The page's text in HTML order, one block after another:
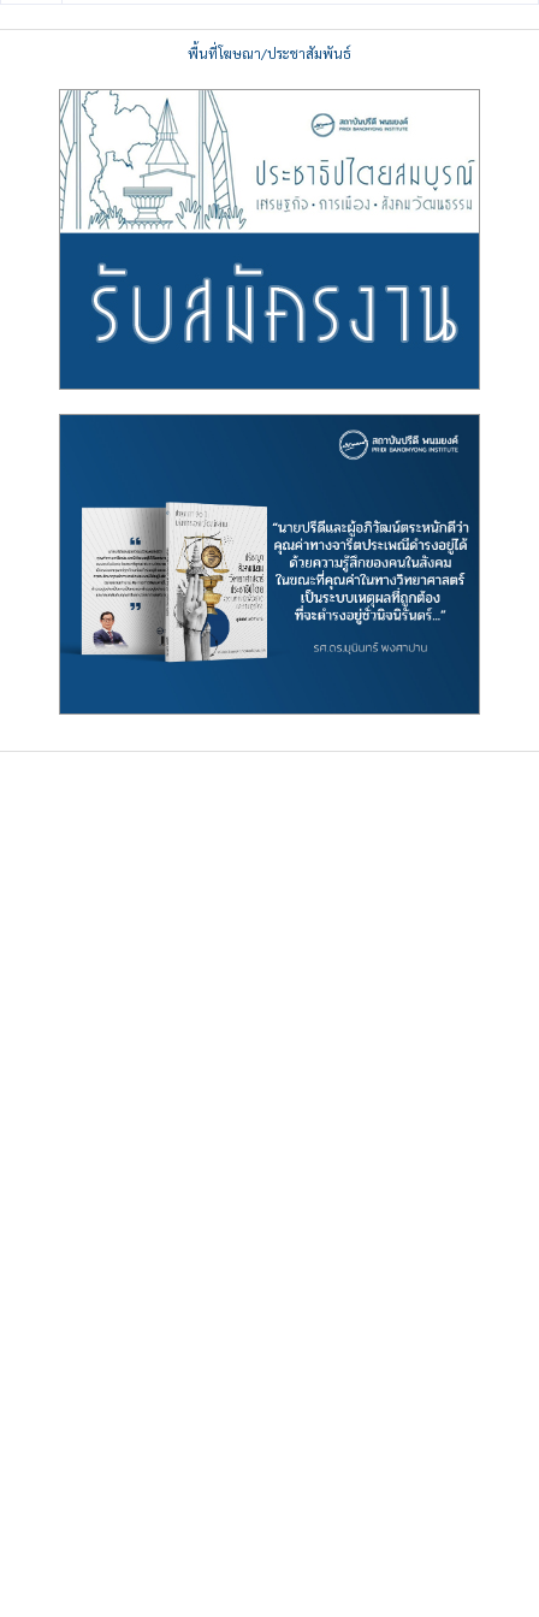
พื้นที่โฆษณา/ประชาสัมพันธ์